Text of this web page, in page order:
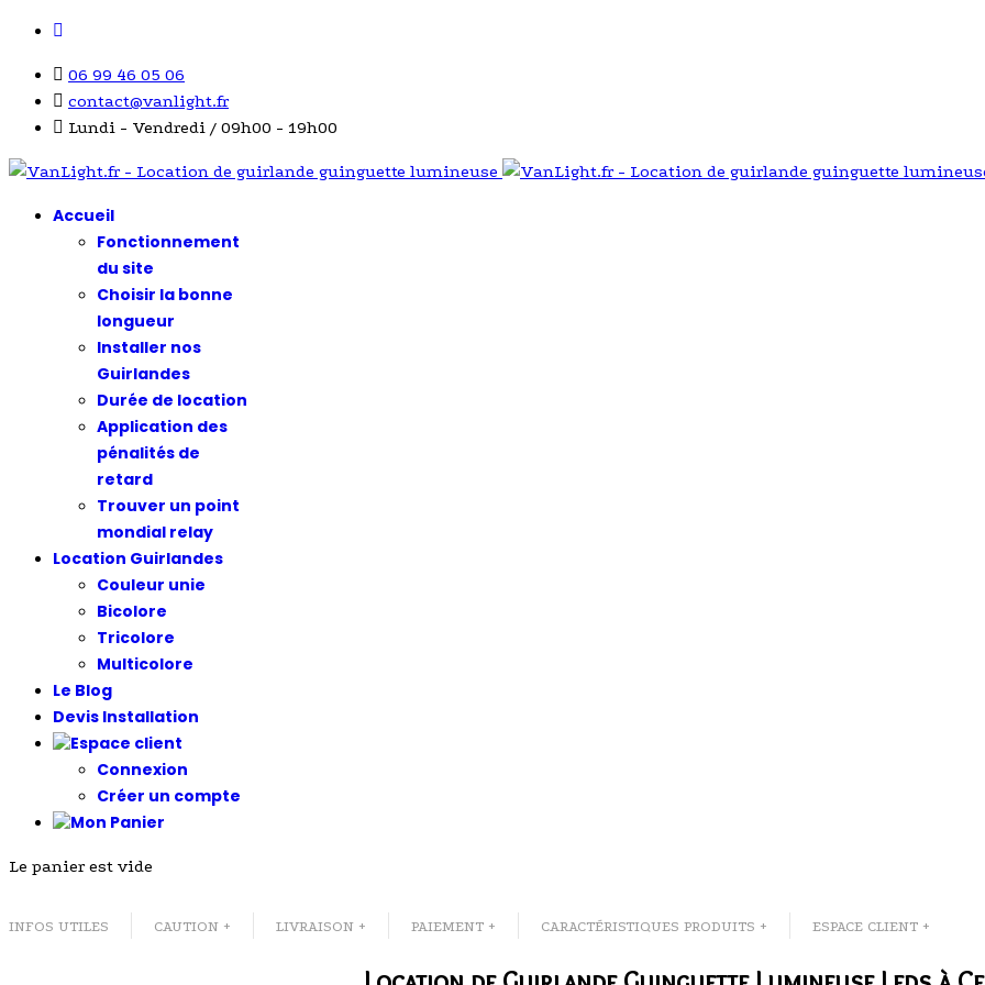
06 99 46 05 06
contact@vanlight.fr
Lundi - Vendredi / 09h00 - 19h00
Accueil
Fonctionnement
du site
Choisir la bonne
longueur
Installer nos
Guirlandes
Durée de location
Application des
pénalités de
retard
Trouver un point
mondial relay
Location Guirlandes
Couleur unie
Bicolore
Tricolore
Multicolore
Le Blog
Devis Installation
Connexion
Créer un compte
Le panier est vide
INFOS UTILES CAUTION + LIVRAISON + PAIEMENT + CARACTÉRISTIQUES PRODUITS + ESPACE CLIENT +